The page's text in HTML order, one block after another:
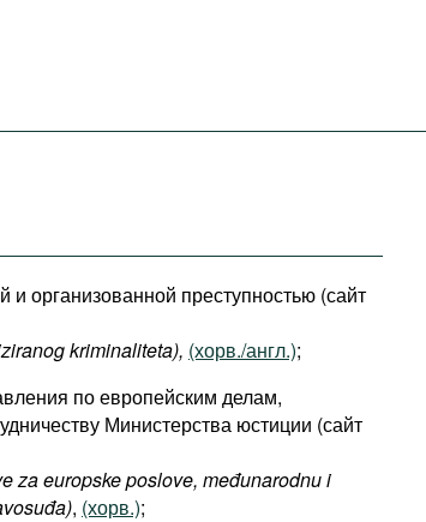
организованной преступностью (сайт
kriminaliteta), (хорв./англ.);
по европейским делам,
Министерства юстиции (сайт
za europske poslove, međunarodnu i
, (хорв.);